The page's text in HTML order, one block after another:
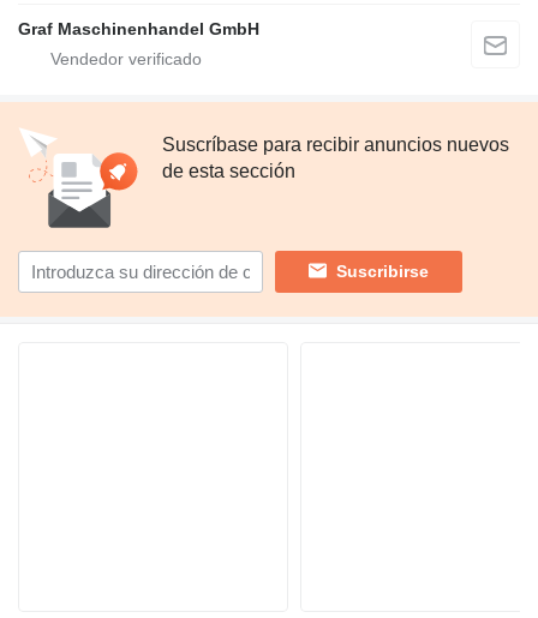
Graf Maschinenhandel GmbH
Suscríbase para recibir anuncios nuevos
de esta sección
Suscribirse